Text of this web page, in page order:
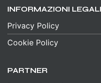
INFORMAZIONI LEGALI
Privacy Policy
Cookie Policy
PARTNER